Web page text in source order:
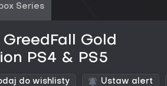
Series
GreedFall Gold
PS4 & PS5
do wishlisty Ustaw alert